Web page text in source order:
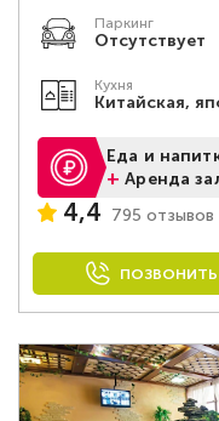
Паркинг
Отсутствует
Кухня
Китайская,
Еда и
+Аренда
4,4 795 отзывов
ПОЗВОНИТЬ